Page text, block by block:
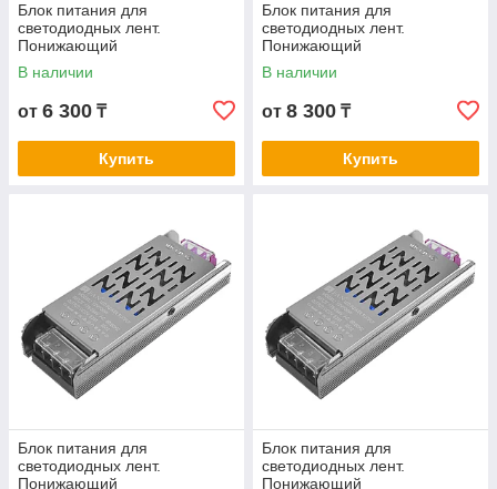
Блок питания для
светодиодных лент.
Понижающий
трансформатор DF02 12V
200W
В наличии
от 6 300 ₸
Купить
Блок питания для
светодиодных лент.
Понижающий
трансформатор DF02 12V
300W
В наличии
от 8 300 ₸
Купить
Блок питания для
светодиодных лент.
Понижающий
Блок питания для
светодиодных лент.
Понижающий